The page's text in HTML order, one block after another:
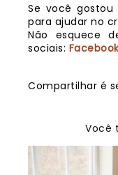
Se você
para ajudar no
Não esquece
sociais:
Compartilhar é
Você